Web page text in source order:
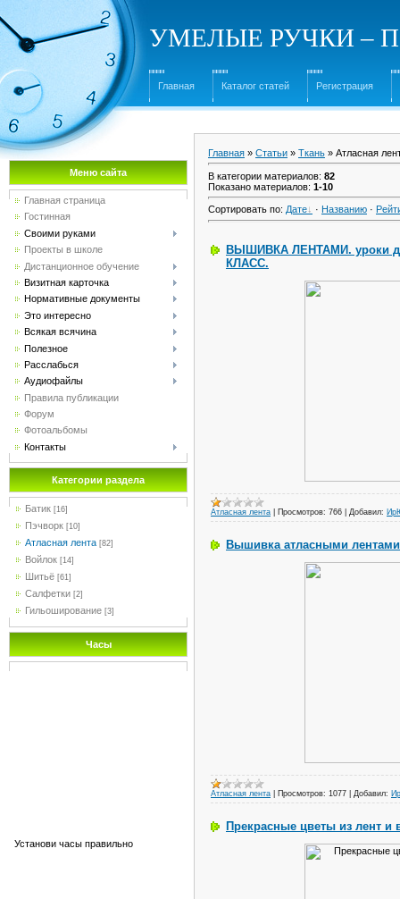
УМЕЛЫЕ РУЧКИ –
Главная Каталог статей Регистрация
Меню сайта
Главная страница
Гостинная
Своими руками
Проекты в школе
Дистанционное обучение
Визитная карточка
Нормативные документы
Это интересно
Всякая всячина
Полезное
Расслабься
Аудиофайлы
Правила публикации
Форум
Фотоальбомы
Контакты
Категории раздела
Батик [16]
Пэчворк [10]
Атласная лента [82]
Войлок [14]
Шитьё [61]
Салфетки [2]
Гильоширование [3]
Часы
Установи часы правильно
Главная » Статьи » Ткань » Атласная
В категории материалов: 82
Показано материалов: 1-10
Сортировать по: Дате · Названию ·
ВЫШИВКА ЛЕНТАМИ. уроки
КЛАСС.
Атласная лента Просмотров: 766 Добавил:
Вышивка атласными
Атласная лента Просмотров: 1077 Добавил:
Прекрасные цветы из лент и